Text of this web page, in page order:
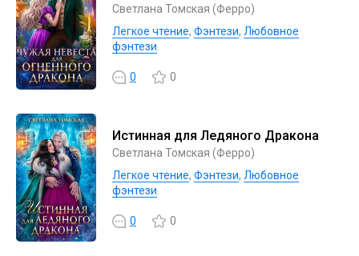
Светлана Томская (Ферро)
Легкое чтение, Фэнтези, Любовное
фэнтези
0 0
Истинная для Ледяного Дракона
Светлана Томская (Ферро)
Легкое чтение, Фэнтези, Любовное
фэнтези
0 0